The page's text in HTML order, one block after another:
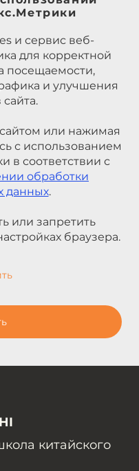
и сервис веб-
для корректной
посещаемости,
и улучшения
или нажимая
с использованием
в соответствии с
обработки
данных.
или запретить
браузера.
китайского